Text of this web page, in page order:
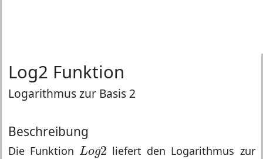
Log2 Funktion
Logarithmus zur Basis 2
Beschreibung
Die Funktion Log2
Log2 liefert den Logarithmus zur